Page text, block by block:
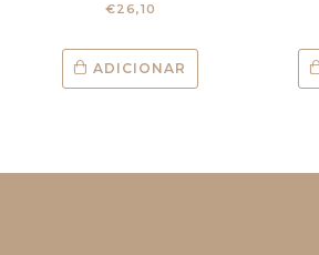
€26,10
ADICIONAR